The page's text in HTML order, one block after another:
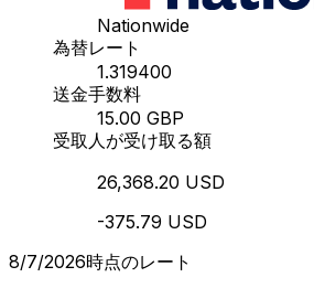
Nationwide
為替レート
1.319400
送金手数料
15.00 GBP
受取人が受け取る額
26,368.20 USD
-375.79 USD
8/7/2026時点のレート